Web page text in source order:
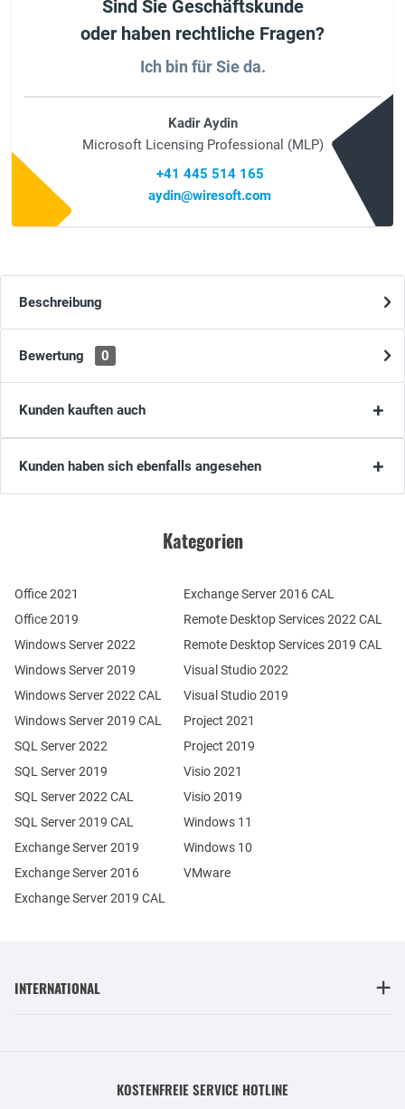
Sind Sie Geschäftskunde
oder haben rechtliche Fragen?
Ich bin für Sie da.
Kadir Aydin
Microsoft Licensing Professional (MLP)
+41 445 514 165
aydin@wiresoft.com
Beschreibung
Bewertung 0
Kunden kauften auch
Kunden haben sich ebenfalls angesehen
Kategorien
Office 2021
Office 2019
Windows Server 2022
Windows Server 2019
Exchange Server 2019
Exchange Server 2016
SQL Server 2022
SQL Server 2019
Windows Server 2022 CAL
Windows Server 2019 CAL
SQL Server 2022 CAL
SQL Server 2019 CAL
Remote Desktop Services 2022 CAL
Remote Desktop Services 2019 CAL
Exchange Server 2019 CAL
Exchange Server 2016 CAL
Visual Studio 2022
Visual Studio 2019
Project 2021
Project 2019
Visio 2021
Visio 2019
Windows 11
Windows 10
VMware
INTERNATIONAL
KOSTENFREIE SERVICE HOTLINE